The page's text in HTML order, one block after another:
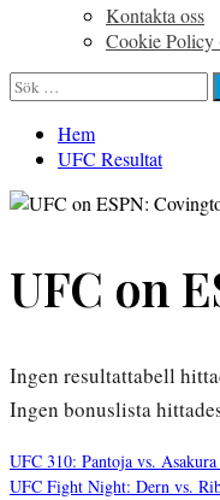
Kontakta oss
Cookie
Sök
efter:
Hem
UFC Resultat
UFC on
Ingen resultattabell
Ingen bonuslista
UFC 310: Pantoja vs.
UFC Fight Night: Dern vs.